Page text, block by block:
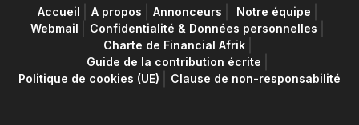
Accueil A propos Annonceurs
Notre équipe
Webmail
Confidentialité & Données personnelles
Charte de Financial Afrik
Guide de la contribution écrite
Politique de cookies (UE)
Clause de non-responsabilité